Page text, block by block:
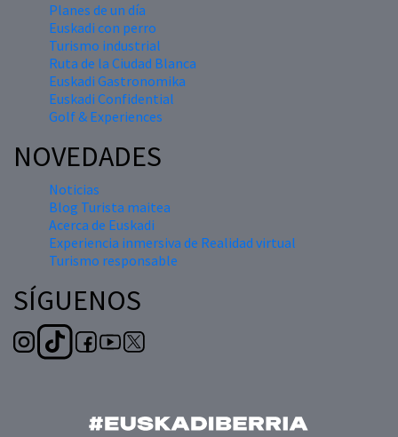
Planes de un día
Euskadi con perro
Turismo industrial
Ruta de la Ciudad Blanca
Euskadi Gastronomika
Euskadi Confidential
Golf & Experiences
NOVEDADES
Noticias
Blog Turista maitea
Acerca de Euskadi
Experiencia inmersiva de Realidad virtual
Turismo responsable
SÍGUENOS